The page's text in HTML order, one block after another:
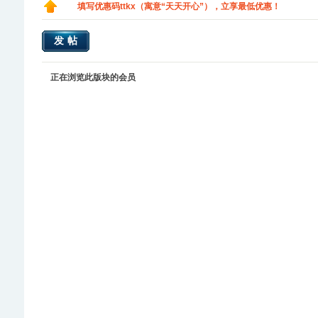
填写优惠码ttkx（寓意“天天开心”），立享最低优惠！
发帖
正在浏览此版块的会员